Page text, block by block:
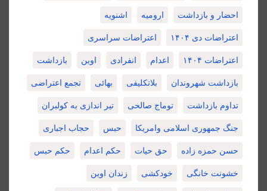
احضار و بازداشت ارومیه اشنویه
اعتراضات دی ۱۴۰۴ اعتراضات سراسری
اعتراضات ۱۴۰۴ اعدام انفرادی اوین بازداشت
بازداشت شهروندان بلاتکلیفی بهائی تجمع اعتراضی
تداوم بازداشت توماج صالحی تیر اندازی به کولبران
جنگ جمهوری اسلامی وامریکا حبس حجاب اجباری
حسن حمزه زاده حق حیات حکم اعدام حکم حبس
خشونت خانگی خودکشی زندان اوین